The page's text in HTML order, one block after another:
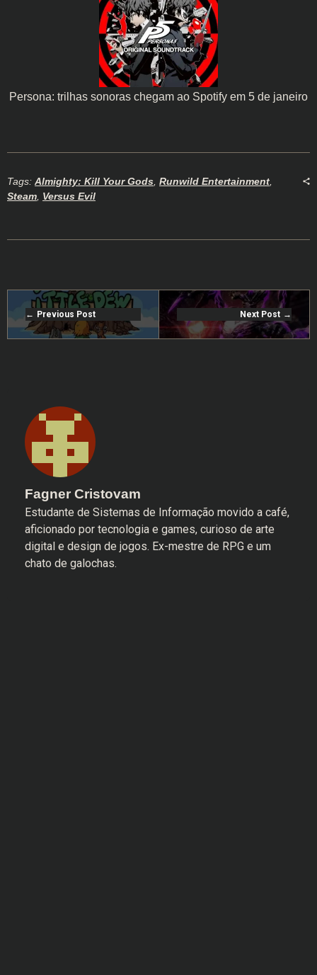
Persona: trilhas sonoras chegam ao Spotify em 5 de janeiro
Tags: Almighty: Kill Your Gods, Runwild Entertainment,
Steam, Versus Evil
Previous Post Next Post
Fagner Cristovam
Estudante de Sistemas de Informação movido a café,
aficionado por tecnologia e games, curioso de arte
digital e design de jogos. Ex-mestre de RPG e um
chato de galochas.